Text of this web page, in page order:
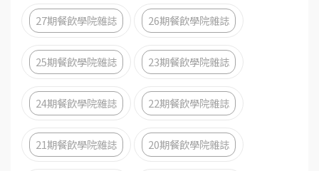
27期餐飲學院雜誌 26期餐飲學院雜誌
25期餐飲學院雜誌 23期餐飲學院雜誌
24期餐飲學院雜誌 22期餐飲學院雜誌
21期餐飲學院雜誌 20期餐飲學院雜誌